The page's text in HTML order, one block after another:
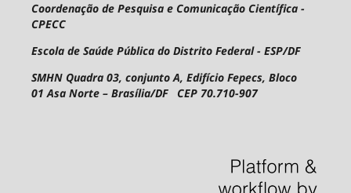
Coordenação de Pesquisa e Comunicação Científica -
CPECC
Escola de Saúde Pública do Distrito Federal - ESP/DF
SMHN Quadra 03, conjunto A, Edifício Fepecs, Bloco
01Asa Norte – Brasília/DF CEP 70.710-907